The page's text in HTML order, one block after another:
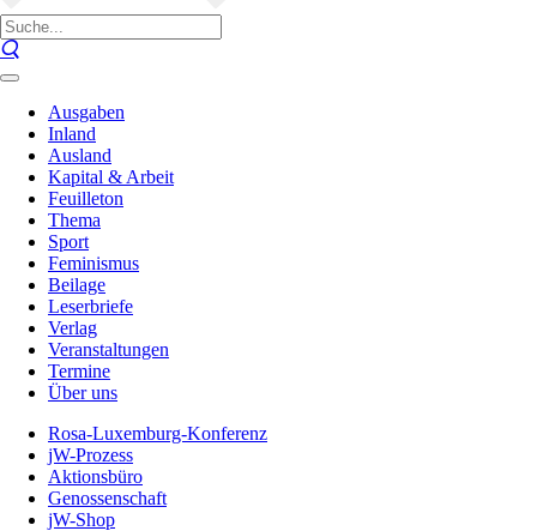
Ausgaben
Inland
Ausland
Kapital & Arbeit
Feuilleton
Thema
Sport
Feminismus
Beilage
Leserbriefe
Verlag
Veranstaltungen
Termine
Über uns
Rosa-Luxemburg-Konferenz
jW-Prozess
Aktionsbüro
Genossenschaft
jW-Shop